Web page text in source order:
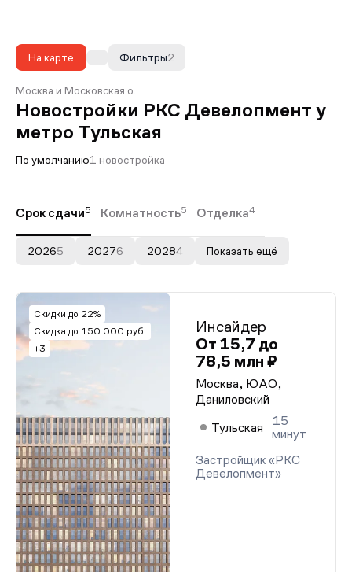
На карте 2
Фильтры
Москва и Московская о.
Новостройки РКС Девелопмент у
метро Тульская
По умолчанию1 новостройка
Срок сдачи5 Комнатность5 Отделка4
20265 20276 20284 Показать ещё
Скидки до 22%
Скидка до 150 000 руб.
+3
Инсайдер
От 15,7 до
78,5 млн ₽
Москва, ЮАО,
Даниловский
Тульская
15
минут
Застройщик «РКС
Девелопмент»